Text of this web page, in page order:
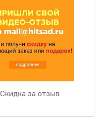
Скидка за отзыв